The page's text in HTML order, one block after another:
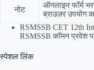
नोट
ऑनलाइन फॉर्म
ब्राउज़र उपयोग
RSMSSB CET 12th
RSMSSB कॉमन प्रवेश
स्पेशल लिंक